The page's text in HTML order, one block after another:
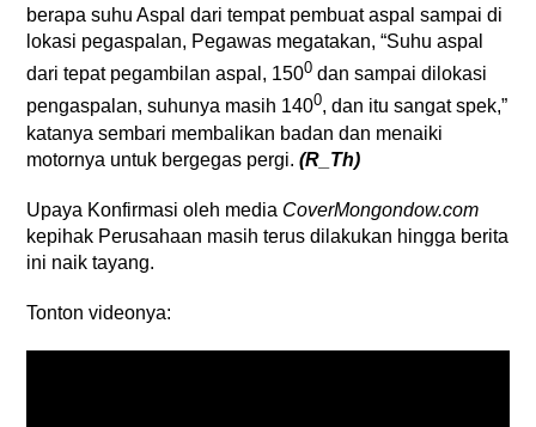
berapa suhu Aspal dari tempat pembuat aspal sampai di
lokasi pegaspalan, Pegawas megatakan, “Suhu aspal
dari tepat pegambilan aspal, 1500 dan sampai dilokasi
pengaspalan, suhunya masih 1400, dan itu sangat spek,”
katanya sembari membalikan badan dan menaiki
motornya untuk bergegas pergi.(R_Th)
Upaya Konfirmasi oleh media CoverMongondow.com
kepihak Perusahaan masih terus dilakukan hingga berita
ini naik tayang.
Tonton videonya: